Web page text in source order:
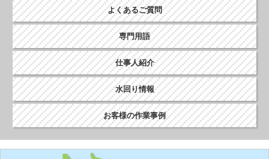
よくあるご質問
専門用語
仕事人紹介
水回り情報
お客様の作業事例